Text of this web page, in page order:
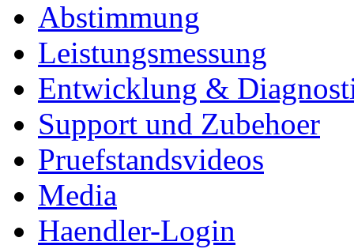
Abstimmung
Leistungsmessung
Entwicklung &
Support und Zubehoer
Pruefstandsvideos
Media
Haendler-Login